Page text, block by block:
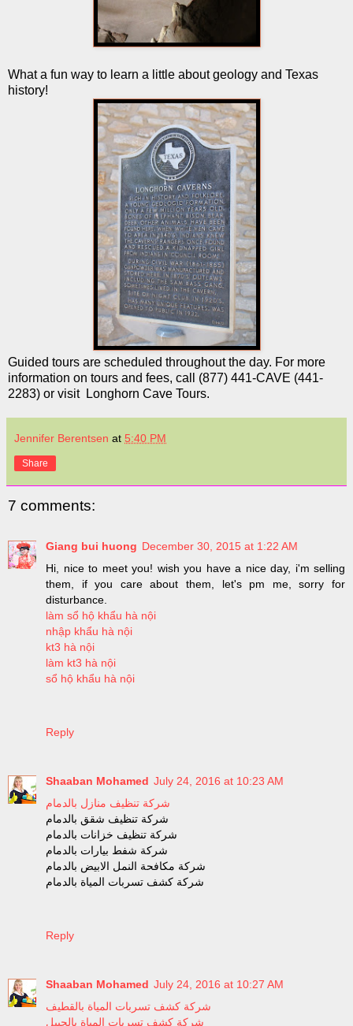
What a fun way to learn a little about geology and Texas
history!
Guided tours are scheduled throughout the day. For more
information on tours and fees, call (877) 441-CAVE (441-
2283) or visit Longhorn Cave Tours.
Jennifer Berentsen at 5:40 PM
Share
7 comments:
Giang bui huong December 30, 2015 at 1:22 AM
Hi, nice to meet you! wish you have a nice day, i'm selling
them, if you care about them, let's pm me, sorry for
disturbance.
làm sổ hộ khẩu hà nội
nhập khẩu hà nội
kt3 hà nội
làm kt3 hà nội
sổ hộ khẩu hà nội
Reply
Shaaban Mohamed July 24, 2016 at 10:23 AM
شركة تنظيف منازل بالدمام
شركة تنظيف شقق بالدمام
شركة تنظيف خزانات بالدمام
شركة شفط بيارات بالدمام
شركة مكافحة النمل الابيض بالدمام
شركة كشف تسربات المياة بالدمام
Reply
Shaaban Mohamed July 24, 2016 at 10:27 AM
شركة كشف تسربات المياة بالقطيف
شركة كشف تسربات المياة بالجبيل